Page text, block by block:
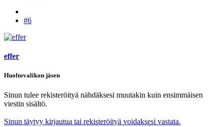
#6
effer
Huoltovalikon jäsen
Sinun tulee rekisteröityä nähdäksesi muutakin kuin ensimmäisen
viestin sisältö.
Sinun täytyy kirjautua tai rekisteröityä voidaksesi vastata.